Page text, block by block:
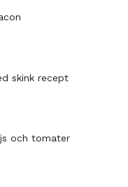
skink recept
och tomater